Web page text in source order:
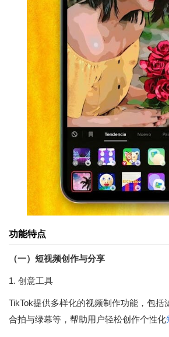
功能特点
（一）短视频创作与分享
1. 创意工具
TikTok提供多样化的视频制作功能，包括
合拍与绿幕等，帮助用户轻松创作个性化